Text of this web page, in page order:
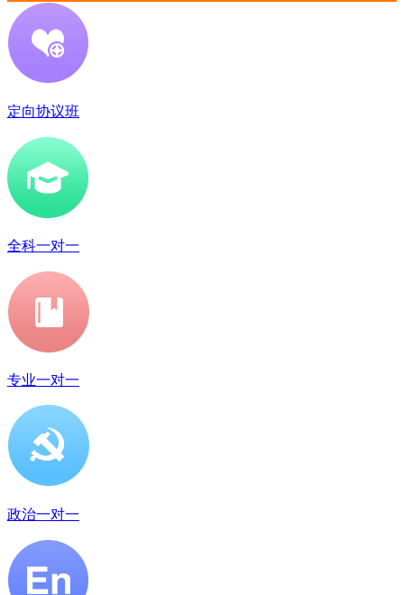
定向协议班
全科一对一
专业一对一
政治一对一